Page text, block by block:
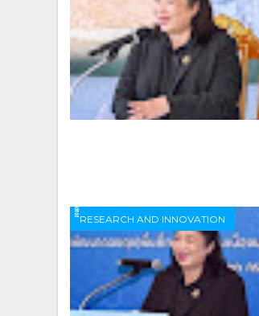
ิิีิิิิิRESEARCH AND INNOVATION